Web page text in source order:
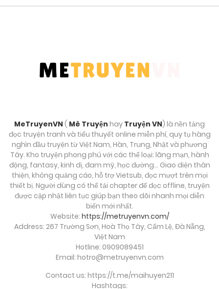
MeTruyenVN ( Mê Truyện hay Truyện VN) là nền tảng
đọc truyện tranh và tiểu thuyết online miễn phí, quy tụ hàng
nghìn đầu truyện từ Việt Nam, Hàn, Trung, Nhật và phương
Tây. Kho truyện phong phú với các thể loại: lãng mạn, hành
động, fantasy, kinh dị, đam mỹ, học đường… Giao diện thân
thiện, không quảng cáo, hỗ trợ Vietsub, đọc mượt trên mọi
thiết bị. Người dùng có thể tải chapter để đọc offline, truyện
được cập nhật liên tục giúp bạn theo dõi nhanh mọi diễn
biến mới nhất.
Website: https://metruyenvn.com/
Address: 267 Trường Sơn, Hoà Thọ Tây, Cẩm Lệ, Đà Nẵng,
Việt Nam
Hotline: 0909089451
Email: hotro@metruyenvn.com
Contact us: https://t.me/maihuyen211
Hashtags: